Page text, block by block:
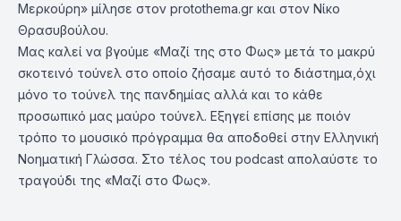
Μερκούρη» μίλησε στον protothema.gr και στον Νίκο
Θρασυβούλου.
Μας καλεί να βγούμε «Μαζί της στο Φως» μετά το μακρύ
σκοτεινό τούνελ στο οποίο ζήσαμε αυτό το διάστημα,όχι
μόνο το τούνελ της πανδημίας αλλά και το κάθε
προσωπικό μας μαύρο τούνελ. Εξηγεί επίσης με ποιόν
τρόπο το μουσικό πρόγραμμα θα αποδοθεί στην Ελληνική
Νοηματική Γλώσσα. Στο τέλος του podcast απολαύστε το
τραγούδι της «Μαζί στο Φως».